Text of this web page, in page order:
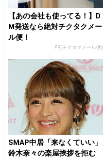
【あの会社も使ってる！】D
M発送なら絶対チクタクメー
ル便！
PR(チクタクメール便)
SMAP中居「来なくていい」
鈴木奈々の楽屋挨拶を拒む